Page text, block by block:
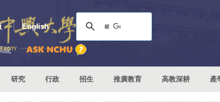
English
統
研究 行政 招生 推廣教育 高教深耕 產